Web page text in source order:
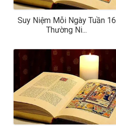
Suy Niệm Mỗi Ngày Tuần 16
Thường Ni...